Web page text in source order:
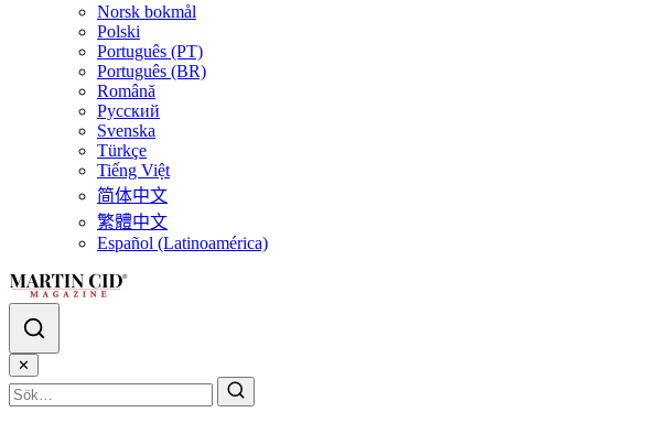
Norsk bokmål
Polski
Português (PT)
Português (BR)
Română
Русский
Svenska
Türkçe
Tiếng Việt
简体中文
繁體中文
Español (Latinoamérica)
✕